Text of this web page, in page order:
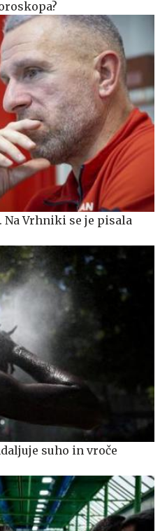
Vrhniki se je pisala
suho in vroče